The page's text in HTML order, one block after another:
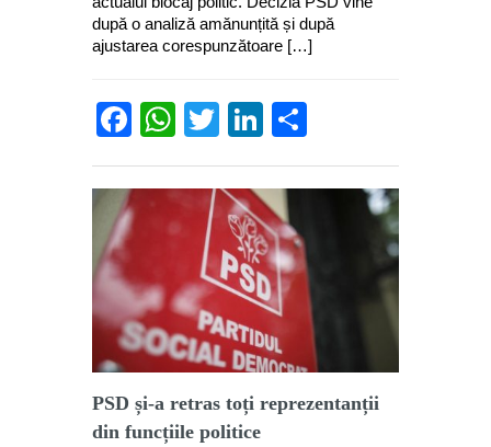
după o analiză amănunțită și după
ajustarea corespunzătoare […]
Facebook
WhatsApp
TwitterLinkedIn
PSD și-a retras toți reprezentanții
din funcțiile politice